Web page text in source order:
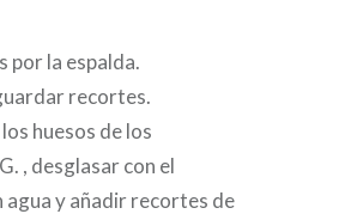
por la espalda.
recortes.
huesos de los
, desglasar con el
agua y añadir recortes de